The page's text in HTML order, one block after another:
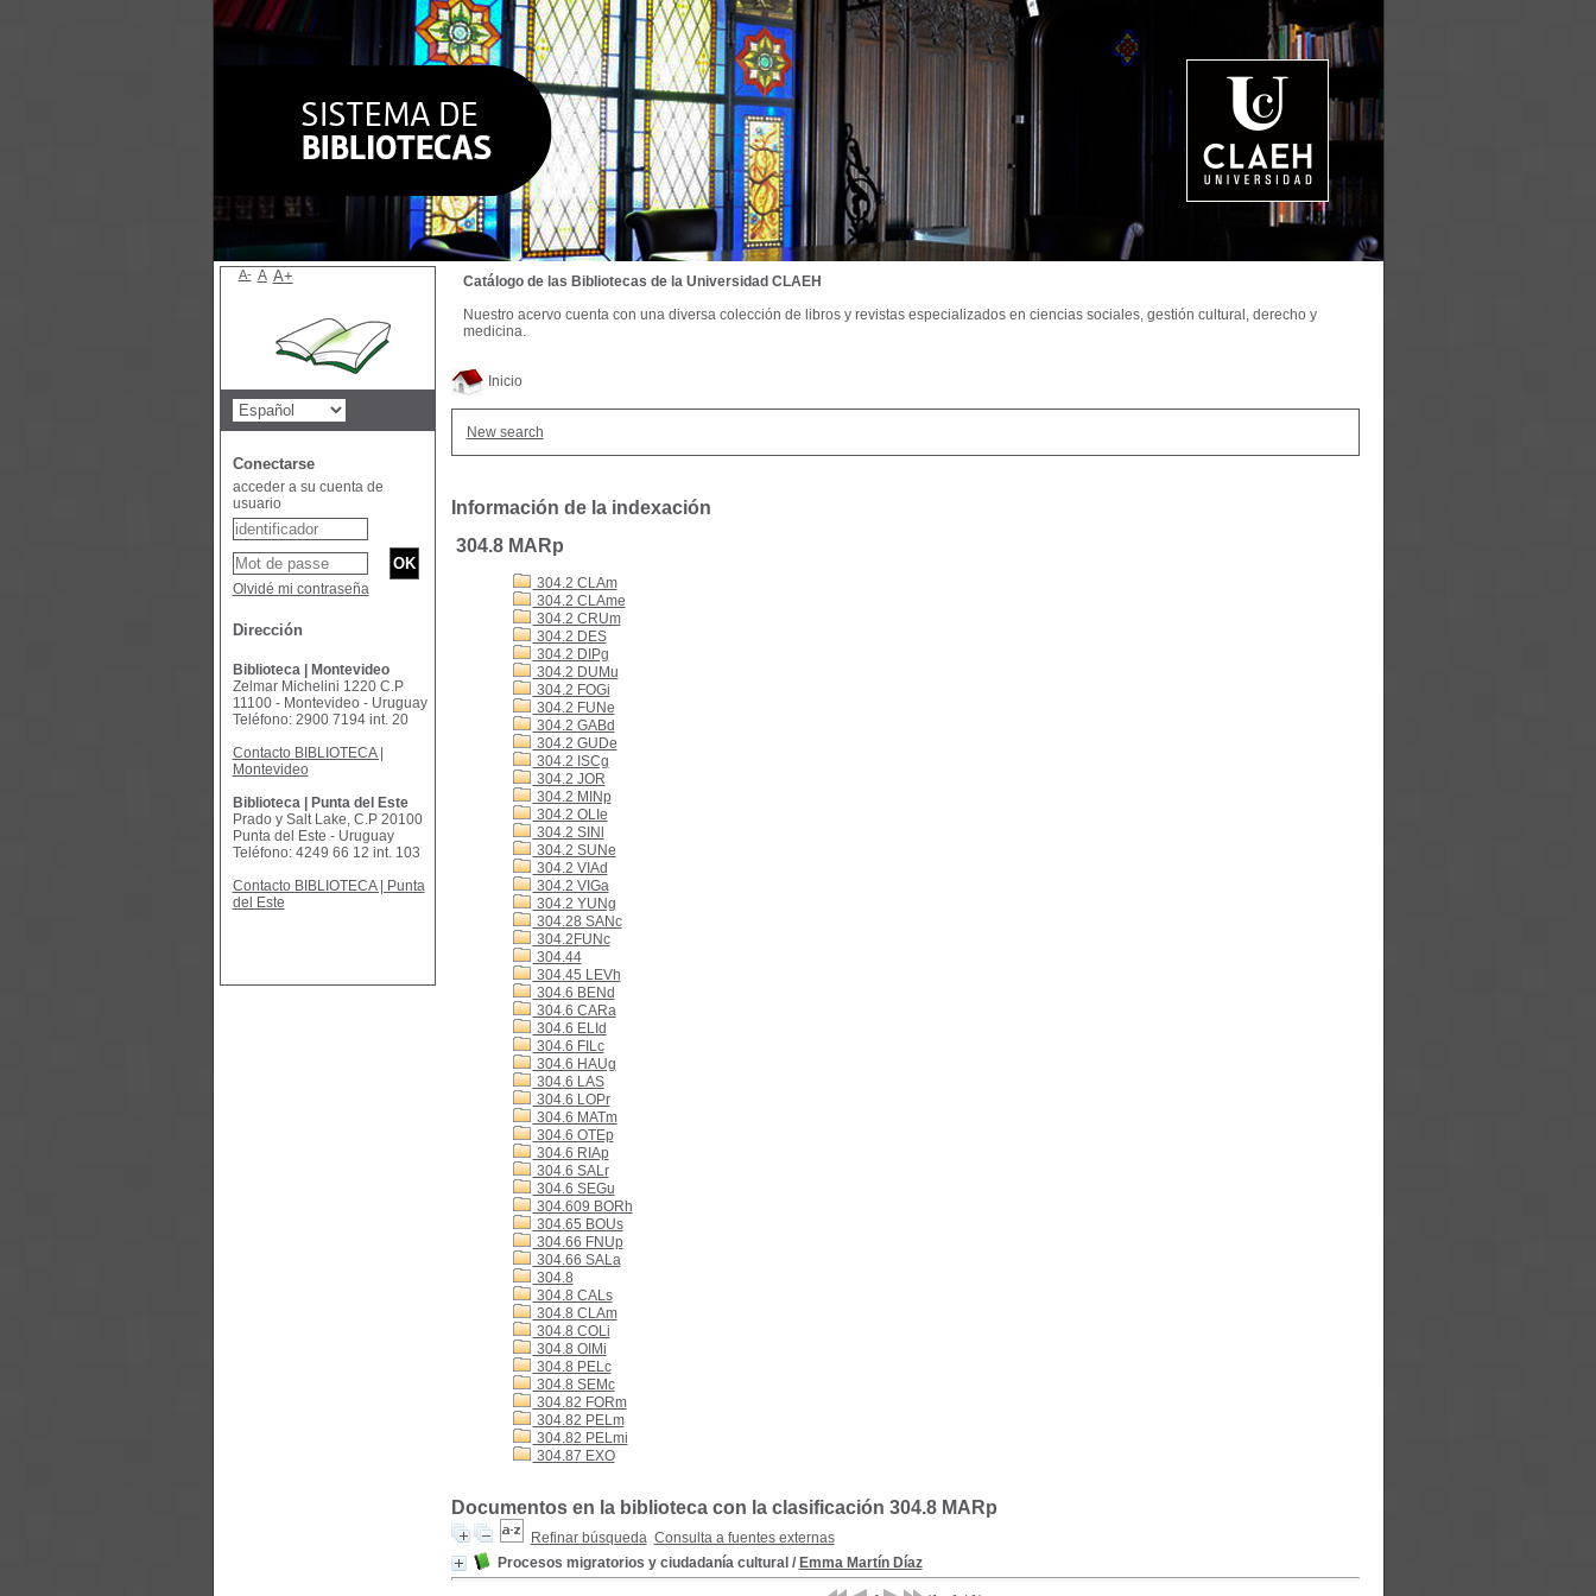
Inicio
New search
Información de la indexación
304.8 MARp
304.2 CLAm
304.2 CLAme
304.2 CRUm
304.2 DES
304.2 DIPg
304.2 DUMu
304.2 FOGi
304.2 FUNe
304.2 GABd
304.2 GUDe
304.2 ISCg
304.2 JOR
304.2 MINp
304.2 OLIe
304.2 SINl
304.2 SUNe
304.2 VIAd
304.2 VIGa
304.2 YUNg
304.28 SANc
304.2FUNc
304.44
304.45 LEVh
304.6 BENd
304.6 CARa
304.6 ELId
304.6 FILc
304.6 HAUg
304.6 LAS
304.6 LOPr
304.6 MATm
304.6 OTEp
304.6 RIAp
304.6 SALr
304.6 SEGu
304.609 BORh
304.65 BOUs
304.66 FNUp
304.66 SALa
304.8
304.8 CALs
304.8 CLAm
304.8 COLi
304.8 OIMi
304.8 PELc
304.8 SEMc
304.82 FORm
304.82 PELm
304.82 PELmi
304.87 EXO
Documentos en la biblioteca con la clasificación 304.8 MARp
Refinar búsqueda Consulta a fuentes externas
Procesos migratorios y ciudadanía cultural / Emma Martín Díaz
Catálogo de las Bibliotecas de la Universidad CLAEH
Nuestro acervo cuenta con una diversa colección de libros y revistas especializados en ciencias sociales, gestión cultural, derecho y
medicina.
A- A A+
Conectarse
acceder a su cuenta de
usuario
Olvidé mi contraseña
Dirección
Biblioteca | Montevideo
Zelmar Michelini 1220 C.P
11100 - Montevideo - Uruguay
Teléfono: 2900 7194 int. 20
Contacto BIBLIOTECA |
Montevideo
Biblioteca | Punta del Este
Prado y Salt Lake, C.P 20100
Punta del Este - Uruguay
Teléfono: 4249 66 12 int. 103
Contacto BIBLIOTECA | Punta
del Este